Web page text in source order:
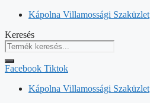
Kilépés
tartalomba
Kápolna Villamossági Szaküzlet
Keresés
Facebook Tiktok
Kápolna Villamossági Szaküzlet